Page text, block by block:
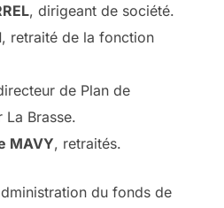
, dirigeant de société.
, retraité de la fonction
de Plan de
La Brasse.
MAVY, retraités.
du fonds de